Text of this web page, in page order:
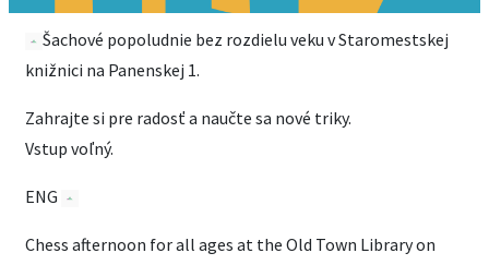
Šachové popoludnie bez rozdielu veku v Staromestskej
knižnici na Panenskej 1.
Zahrajte si pre radosť a naučte sa nové triky.
Vstup voľný.
ENG
Chess afternoon for all ages at the Old Town Library on